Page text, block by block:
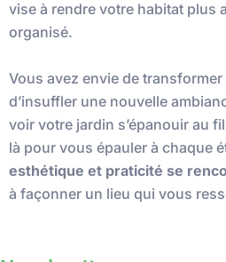
vise à rendre votre habitat plus
organisé.
Vous avez envie de
d’insuffler une nouvelle
voir votre jardin s’épanouir au
là pour vous épauler à chaque
esthétique et praticité se
à façonner un lieu qui vous